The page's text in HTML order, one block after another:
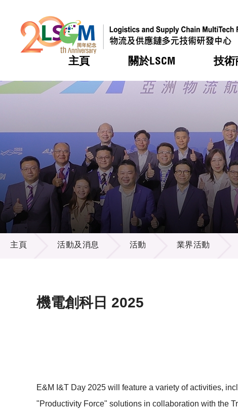
主頁 關於LSCM
熱門 機構簡介
組織架構
組織架構
董事局
研究顧問
招標通告
供應商登
技術
熱門 服務
可獲授權
應用於公
重點項目
熱門 合作計劃
資助計劃
資助計劃
稅務優惠
申請
評審
徵求研發
項目資料
熱門 活動
獎項
新聞中心
媒體報導
新聞稿
資訊中心
多媒體
出版刊物
熱門 會籍及服
會員列表
會員登入
活動及消息
主頁 活動及消息 活動 業界活動
機電創科日 2025
E&M I&T Day 2025 will feature a variety of activities,
"Productivity Force" solutions in collaboration with the